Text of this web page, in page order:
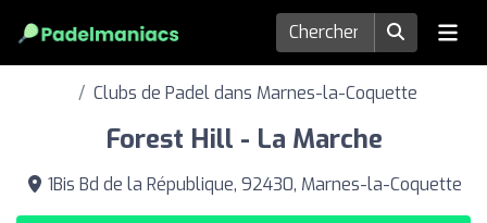
Clubs de Padel dans Marnes-la-Coquette
Forest Hill - La Marche
1Bis Bd de la République, 92430, Marnes-la-Coquette